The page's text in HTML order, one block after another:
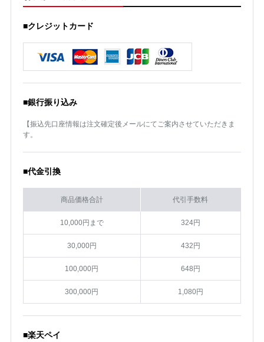
■クレジットカード
■銀行振り込み
【振込先口座情報は注文確定後メールにてご案内させていただきま
す。
■代金引換
商品価格合計 代引手数料
10,000円まで 324円
30,000円 432円
100,000円 648円
300,000円 1,080円
■楽天ペイ